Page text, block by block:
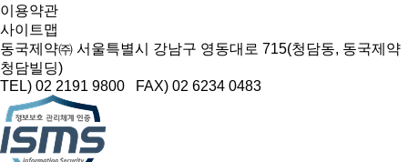
이용약관
사이트맵
동국제약㈜ 서울특별시 강남구 영동대로 715(청담동, 동국제약
청담빌딩)
TEL) 02 2191 9800 FAX) 02 6234 0483